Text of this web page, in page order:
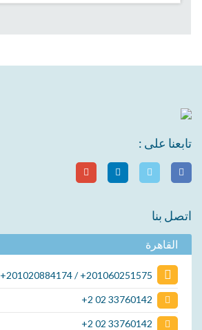
تابعنا على :
اتصل بنا
القاهرة
+201020884174 / +201060251575
+2 02 33760142
+2 02 33760142